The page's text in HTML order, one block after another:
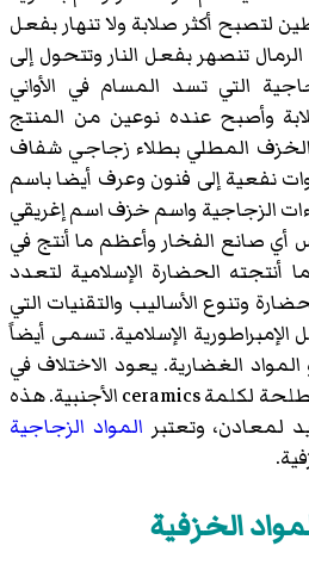
لتصبح أكثر صلابة ولا تنهار بفعل
تنصهر بفعل النار وتتحول إلى
التي تسد المسام في الأواني
وأصبح عنده نوعين من المنتج
المطلي بطلاء زجاجي شفاف
نفعية إلى فنون وعرف أيضا باسم
الزجاجية واسم خزف اسم إغريقي
صانع الفخار وأعظم ما أنتج في
أنتجته الحضارة الإسلامية لتعدد
وتنوع الأساليب والتقنيات التي
الإسلامية. تسمى أيضاً
المواد الغضارية. يعود الاختلاف في
التسمية إلى الترجمة المصطلحة لكلمة ceramics الأجنبية. هذه
لمعادن، وتعتبر المواد الزجاجية
الخزفية